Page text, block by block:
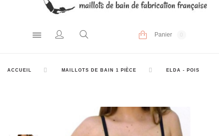
Panier
ACCUEIL MAILLOTS DE BAIN 1 PIÈCE ELDA - POIS